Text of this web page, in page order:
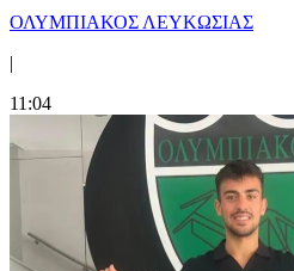
ΟΛΥΜΠΙΑΚΟΣ ΛΕΥΚΩΣΙΑΣ
|
11:04